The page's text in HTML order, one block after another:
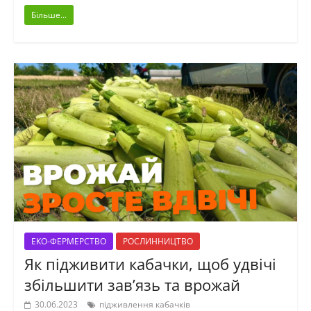
Більше...
ЕКО-ФЕРМЕРСТВО РОСЛИННИЦТВО
Як підживити кабачки, щоб удвічі
збільшити зав’язь та врожай
30.06.2023 підживлення кабачків